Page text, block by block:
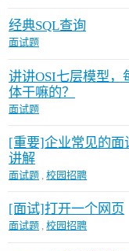
经典SQL查询
面试题
讲讲OSI七层模型，
体干嘛的？
面试题
[重要]企业常见的面
讲解
面试题 ,校园招聘
[面试]打开一个网页
面试题 ,校园招聘